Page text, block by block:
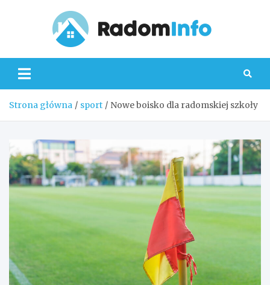
Strona główna sport Nowe boisko dla radomskiej szkoły